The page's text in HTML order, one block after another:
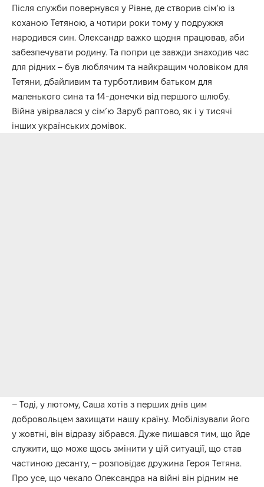
Після служби повернувся у Рівне, де створив сім’ю із
коханою Тетяною, а чотири роки тому у подружжя
народився син. Олександр важко щодня працював, аби
забезпечувати родину. Та попри це завжди знаходив час
для рідних – був люблячим та найкращим чоловіком для
Тетяни, дбайливим та турботливим батьком для
маленького сина та 14-донечки від першого шлюбу.
Війна увірвалася у сім’ю Заруб раптово, як і у тисячі
інших українських домівок.
– Тоді, у лютому, Саша хотів з перших днів цим
добровольцем захищати нашу країну. Мобілізували його
у жовтні, він відразу зібрався. Дуже пишався тим, що йде
служити, що може щось змінити у цій ситуації, що став
частиною десанту, – розповідає дружина Героя Тетяна.
Про усе, що чекало Олександра на війні він рідним не